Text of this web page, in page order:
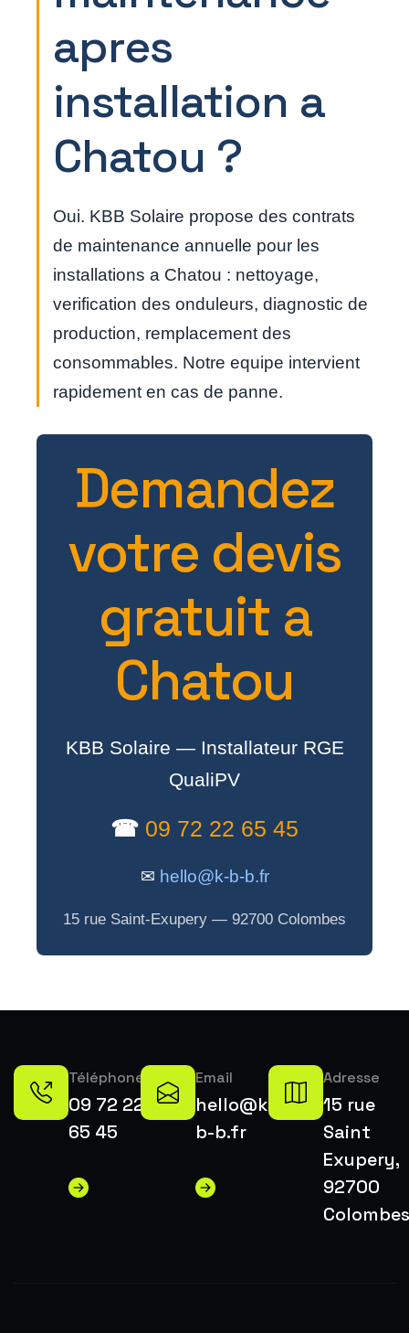
apres
installation a
Chatou ?
Oui. KBB Solaire propose des contrats
de maintenance annuelle pour les
installations a Chatou : nettoyage,
verification des onduleurs, diagnostic de
production, remplacement des
consommables. Notre equipe intervient
rapidement en cas de panne.
Demandez
votre devis
gratuit a
Chatou
KBB Solaire — Installateur RGE
QualiPV
☎ 09 72 22 65 45
✉ hello@k-b-b.fr
15 rue Saint-Exupery — 92700 Colombes
Téléphone
09 72 22
65 45
Email
hello@k-
b-b.fr
Adresse
15 rue
Saint
Exupery,
92700
Colombes